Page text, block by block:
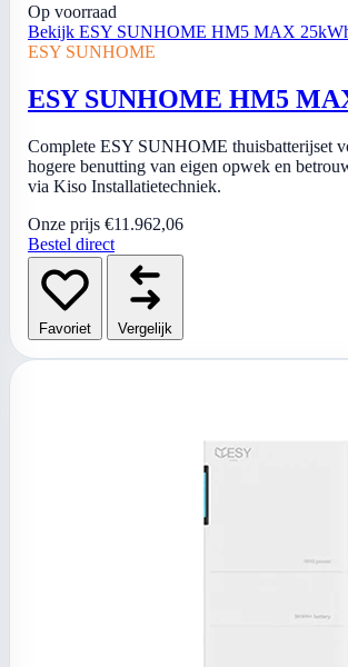
Op voorraad
Bekijk ESY SUNHOME HM5 MAX 25kWh
ESY SUNHOME
ESY SUNHOME HM5
Complete ESY SUNHOME thuisbatterijset
hogere benutting van eigen opwek en
via Kiso Installatietechniek.
Onze prijs €11.962,06
Bestel direct
Favoriet Vergelijk